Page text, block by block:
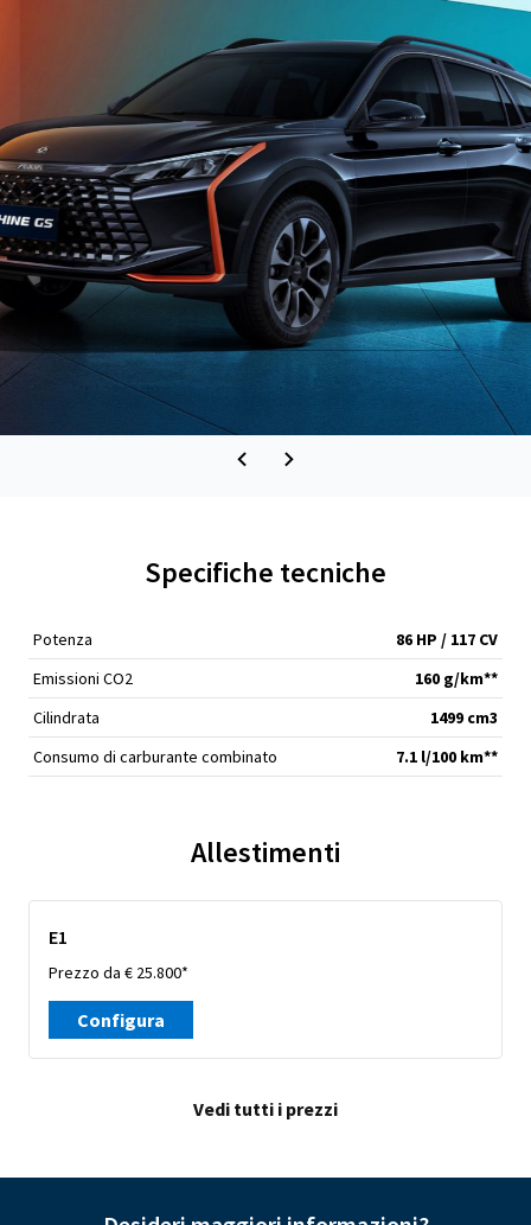
Specifiche tecniche
Potenza
86 HP / 117 CV
Emissioni CO2
160 g/km**
Cilindrata
1499 cm3
Consumo di carburante combinato
7.1 l/100 km**
Allestimenti
E1
Prezzo da € 25.800*
Configura
Vedi tutti i prezzi